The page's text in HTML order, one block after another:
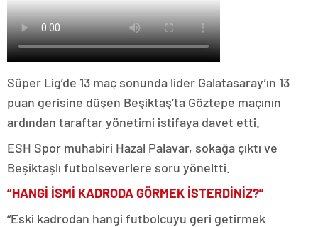
Süper Lig’de 13 maç sonunda lider Galatasaray’ın 13
puan gerisine düşen Beşiktaş’ta Göztepe maçının
ardından taraftar yönetimi istifaya davet etti.
ESH Spor muhabiri Hazal Palavar, sokağa çıktı ve
Beşiktaşlı futbolseverlere soru yöneltti.
“HANGİ İSMİ KADRODA GÖRMEK İSTERDİNİZ?”
“Eski kadrodan hangi futbolcuyu geri getirmek